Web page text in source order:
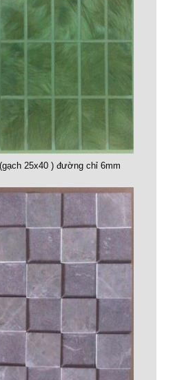
25x40 ) đường chỉ 6mm